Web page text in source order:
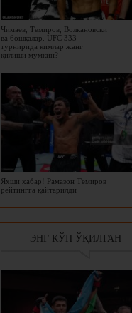
Чимаев, Темиров, Волкановски
ва бошқалар. UFC 333
турнирида кимлар жанг
қилиши мумкин?
Яхши хабар! Рамазон Темиров
рейтингга қайтарилди
ЭНГ КЎП ЎҚИЛГАН